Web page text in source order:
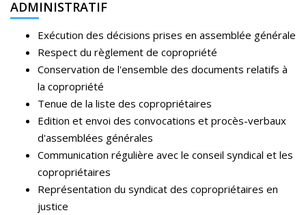
ADMINISTRATIF
Exécution des décisions prises en assemblée générale
Respect du règlement de copropriété
Conservation de l'ensemble des documents relatifs à
la copropriété
Tenue de la liste des copropriétaires
Edition et envoi des convocations et procès-verbaux
d'assemblées générales
Communication régulière avec le conseil syndical et les
copropriétaires
Représentation du syndicat des copropriétaires en
justice